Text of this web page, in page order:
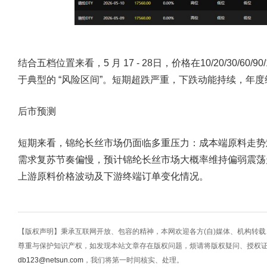
结合五档位置来看，5 月 17 - 28日，价格在10/20/30/60/
于典型的 “风险区间”。短期超跌严重，下跌动能持续，年
后市预测
短期来看，锦纶长丝市场仍面临多重压力：成本端原料走
需求复苏节奏偏慢，预计锦纶长丝市场大概率维持偏弱震
上游原料价格波动及下游终端订单变化情况。
【版权声明】秉承互联网开放、包容的精神，本网欢迎各方(自)媒体、机构转
尊重与保护知识产权，如发现本站文章存在版权问题，烦请将版权疑问、授权
db123@netsun.com ，我们将第一时间核实、处理。